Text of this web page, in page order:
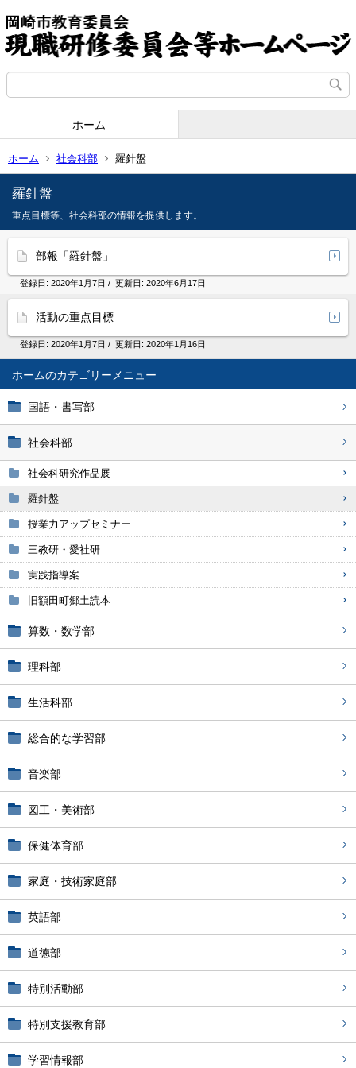
ホーム
ホーム 社会科部 羅針盤
ホーム
国語・書写部
社会科部
社会科研究作品展
羅針盤
授業力アップセミナー
三教研・愛社研
実践指導案
旧額田町郷土読本
算数・数学部
理科部
生活科部
総合的な学習部
音楽部
図工・美術部
保健体育部
家庭・技術家庭部
英語部
道徳部
特別活動部
特別支援教育部
学習情報部
羅針盤
重点目標等、社会科部の情報を提供します。
部報「羅針盤」
登録日: 2020年1月7日 / 更新日: 2020年6月17日
活動の重点目標
登録日: 2020年1月7日 / 更新日: 2020年1月16日